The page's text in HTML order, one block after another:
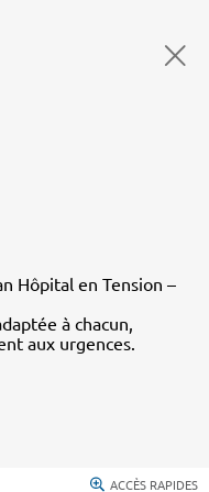
Hôpital en Tension –
à chacun,
aux urgences.
ACCÈS RAPIDES